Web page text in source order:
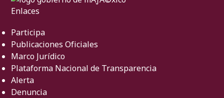
Enlaces
Participa
Publicaciones Oficiales
Marco Jurídico
Plataforma Nacional de Transparencia
Alerta
Denuncia